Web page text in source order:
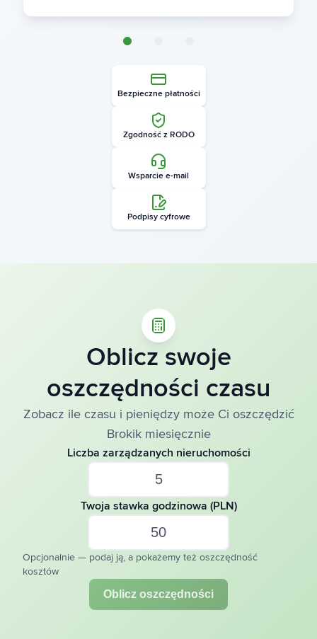
Bezpieczne płatności
Zgodność z RODO
Wsparcie e-mail
Podpisy cyfrowe
Oblicz swoje
oszczędności czasu
Zobacz ile czasu i pieniędzy może Ci oszczędzić
Brokik miesięcznie
Liczba zarządzanych nieruchomości
Twoja stawka godzinowa (PLN)
Opcjonalnie — podaj ją, a pokażemy też oszczędność
kosztów
Oblicz oszczędności